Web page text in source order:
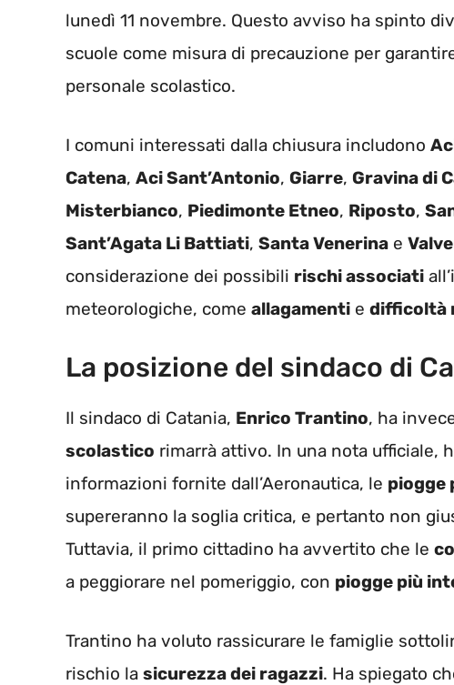
lunedì 11 novembre. Questo avviso ha spinto
scuole come misura di precauzione per
personale scolastico.
I comuni interessati dalla chiusura includono
Catena, Aci Sant’Antonio, Giarre, Gravina di
Misterbianco, Piedimonte Etneo, Riposto,
Sant’Agata Li Battiati, Santa Venerina e
considerazione dei possibili rischi associati
meteorologiche, come allagamenti e difficoltà
La posizione del sindaco di
Il sindaco di Catania, Enrico Trantino, ha
scolastico rimarrà attivo. In una nota ufficiale,
informazioni fornite dall’Aeronautica, le piogge
supereranno la soglia critica, e pertanto non
Tuttavia, il primo cittadino ha avvertito che le
a peggiorare nel pomeriggio, con piogge più
Trantino ha voluto rassicurare le famiglie
rischio la sicurezza dei ragazzi. Ha spiegato